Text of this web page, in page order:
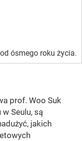
ósmego roku życia.
prof. Woo Suk
Seulu, są
jakich